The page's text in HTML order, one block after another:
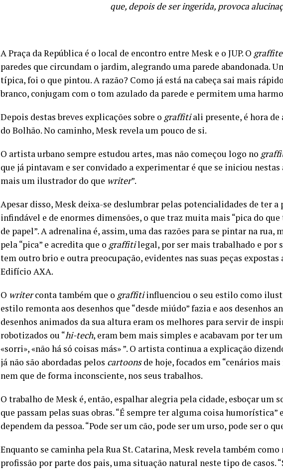
que, depois de ser ingerida, provoca
A Praça da República é o local de encontro entre Mesk e o JUP. O
paredes que circundam o jardim, alegrando uma parede abandonada.
típica, foi o que pintou. A razão? Como já está na cabeça sai mais
branco, conjugam com o tom azulado da parede e permitem uma
Depois destas breves explicações sobre o graffitiali presente, é hora de
do Bolhão. No caminho, Mesk revela um pouco de si.
O artista urbano sempre estudou artes, mas não começou logo no
que já pintavam e ser convidado a experimentar é que se iniciou nestas
mais um ilustrador do que writer”.
Apesar disso, Mesk deixa-se deslumbrar pelas potencialidades de ter
infindável e de enormes dimensões, o que traz muita mais “pica do
de papel”. A adrenalina é, assim, uma das razões para se pintar na
pela “pica” e acredita que o graffitilegal, por ser mais trabalhado e por
tem outro brio e outra preocupação, evidentes nas suas peças expostas
Edifício AXA.
O writerconta também que o graffitiinfluenciou o seu estilo como
estilo remonta aos desenhos que “desde miúdo” fazia e aos desenhos
desenhos animados da sua altura eram os melhores para servir de
robotizados ou “hi-tech, eram bem mais simples e acabavam por ter
«sorri», «não há só coisas más» ”. O artista continua a explicação
já não são abordadas pelos cartoonsde hoje, focados em “cenários
nem que de forma inconsciente, nos seus trabalhos.
O trabalho de Mesk é, então, espalhar alegria pela cidade, esboçar um
que passam pelas suas obras. “É sempre ter alguma coisa
dependem da pessoa. “Pode ser um cão, pode ser um urso, pode ser o
Enquanto se caminha pela Rua St. Catarina, Mesk revela também
profissão por parte dos pais, uma situação natural neste tipo de casos.